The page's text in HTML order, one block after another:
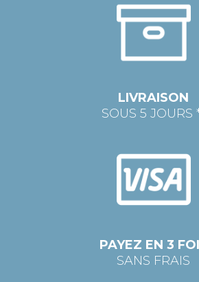
LIVRAISON
SOUS 5 JOURS
PAYEZ EN 3
SANS FRAIS